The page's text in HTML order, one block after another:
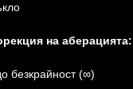
на аберацията:
безкрайност (∞)